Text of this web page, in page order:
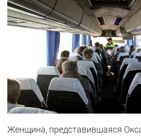
Женщина, представившаяся